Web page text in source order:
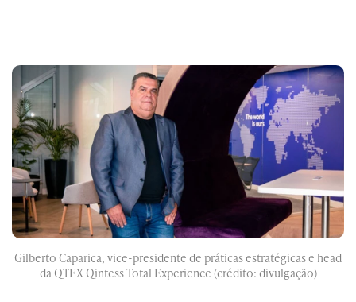
Gilberto Caparica, vice-presidente de práticas estratégicas e head
da QTEX Qintess Total Experience (crédito: divulgação)